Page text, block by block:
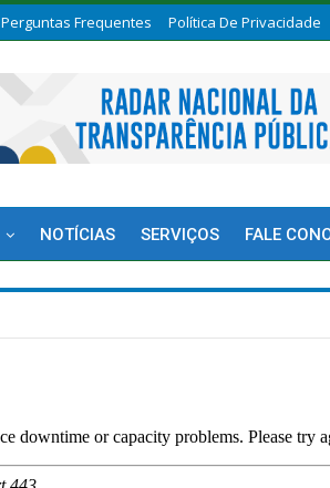
Perguntas Frequentes Política De Privacidade
NOTÍCIAS SERVIÇOS FALE